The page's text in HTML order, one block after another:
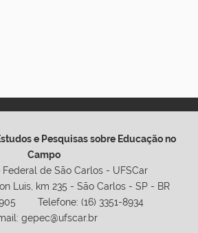
e Pesquisas sobre Educação no
Campo
de São Carlos - UFSCar
Luis, km 235 - São Carlos - SP - BR
905 Telefone: (16) 3351-8934
gepec@ufscar.br